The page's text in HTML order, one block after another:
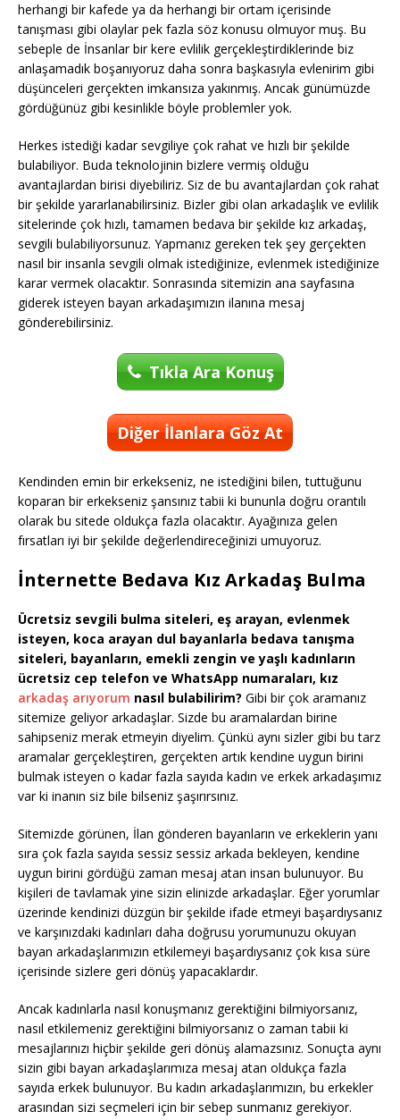
herhangi bir kafede ya da herhangi bir ortam içerisinde
tanışması gibi olaylar pek fazla söz konusu olmuyor muş. Bu
sebeple de İnsanlar bir kere evlilik gerçekleştirdiklerinde biz
anlaşamadık boşanıyoruz daha sonra başkasıyla evlenirim gibi
düşünceleri gerçekten imkansıza yakınmış. Ancak günümüzde
gördüğünüz gibi kesinlikle böyle problemler yok.
Herkes istediği kadar sevgiliye çok rahat ve hızlı bir şekilde
bulabiliyor. Buda teknolojinin bizlere vermiş olduğu
avantajlardan birisi diyebiliriz. Siz de bu avantajlardan çok rahat
bir şekilde yararlanabilirsiniz. Bizler gibi olan arkadaşlık ve evlilik
sitelerinde çok hızlı, tamamen bedava bir şekilde kız arkadaş,
sevgili bulabiliyorsunuz. Yapmanız gereken tek şey gerçekten
nasıl bir insanla sevgili olmak istediğinize, evlenmek istediğinize
karar vermek olacaktır. Sonrasında sitemizin ana sayfasına
giderek isteyen bayan arkadaşımızın ilanına mesaj
gönderebilirsiniz.
Tıkla Ara Konuş
Diğer İlanlara Göz At
Kendinden emin bir erkekseniz, ne istediğini bilen, tuttuğunu
koparan bir erkekseniz şansınız tabii ki bununla doğru orantılı
olarak bu sitede oldukça fazla olacaktır. Ayağınıza gelen
fırsatları iyi bir şekilde değerlendireceğinizi umuyoruz.
İnternette Bedava Kız Arkadaş Bulma
Ücretsiz sevgili bulma siteleri, eş arayan, evlenmek
isteyen, koca arayan dul bayanlarla bedava tanışma
siteleri, bayanların, emekli zengin ve yaşlı kadınların
ücretsiz cep telefon ve WhatsApp numaraları, kız
arkadaş arıyorum nasıl bulabilirim? Gibi bir çok aramanız
sitemize geliyor arkadaşlar. Sizde bu aramalardan birine
sahipseniz merak etmeyin diyelim. Çünkü aynı sizler gibi bu tarz
aramalar gerçekleştiren, gerçekten artık kendine uygun birini
bulmak isteyen o kadar fazla sayıda kadın ve erkek arkadaşımız
var ki inanın siz bile bilseniz şaşırırsınız.
Sitemizde görünen, İlan gönderen bayanların ve erkeklerin yanı
sıra çok fazla sayıda sessiz sessiz arkada bekleyen, kendine
uygun birini gördüğü zaman mesaj atan insan bulunuyor. Bu
kişileri de tavlamak yine sizin elinizde arkadaşlar. Eğer yorumlar
üzerinde kendinizi düzgün bir şekilde ifade etmeyi başardıysanız
ve karşınızdaki kadınları daha doğrusu yorumunuzu okuyan
bayan arkadaşlarımızın etkilemeyi başardıysanız çok kısa süre
içerisinde sizlere geri dönüş yapacaklardır.
Ancak kadınlarla nasıl konuşmanız gerektiğini bilmiyorsanız,
nasıl etkilemeniz gerektiğini bilmiyorsanız o zaman tabii ki
mesajlarınızı hiçbir şekilde geri dönüş alamazsınız. Sonuçta aynı
sizin gibi bayan arkadaşlarımıza mesaj atan oldukça fazla
sayıda erkek bulunuyor. Bu kadın arkadaşlarımızın, bu erkekler
arasından sizi seçmeleri için bir sebep sunmanız gerekiyor.